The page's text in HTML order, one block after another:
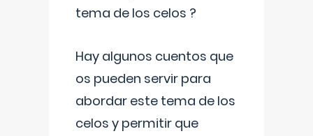
tema de los celos ?
Hay algunos cuentos que
os pueden servir para
abordar este tema de los
celos y permitir que